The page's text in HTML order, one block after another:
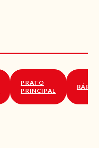
PRATO
PRINCIPAL